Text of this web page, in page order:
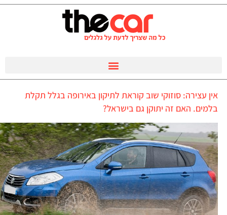
אין עצירה: סוזוקי שוב קוראת לתיקון באירופה בגלל תקלת
בלמים. האם זה יתוקן גם בישראל?